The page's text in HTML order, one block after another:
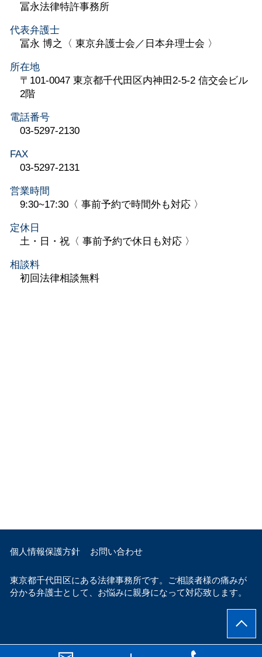
冨永法律特許事務所
代表弁護士
冨永 博之〈 東京弁護士会／日本弁理士会 〉
所在地
〒101-0047 東京都千代田区内神田2-5-2 信交会ビル
2階
電話番号
03-5297-2130
FAX
03-5297-2131
営業時間
9:30~17:30〈 事前予約で時間外も対応 〉
定休日
土・日・祝〈 事前予約で休日も対応 〉
相談料
初回法律相談無料
個人情報保護方針 お問い合わせ
東京都千代田区にある法律事務所です。ご相談者様の痛みが
分かる弁護士として、お悩みに親身になって対応致します。